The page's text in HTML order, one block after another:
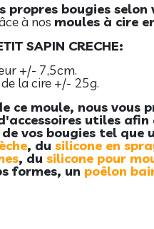
propres bougies selon
à nos moules à cire
SAPIN CRECHE:
+/- 7,5cm.
la cire +/- 25g.
ce moule, nous vous
utiles afin
vos bougies tel que
, du silicone en
, du silicone pour
formes, un poêlon